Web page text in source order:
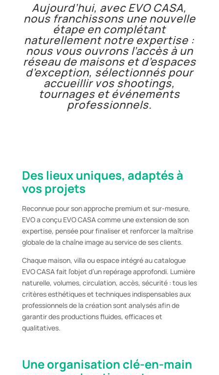
Aujourd’hui, avec EVO CASA,
nous franchissons une nouvelle
étape en complétant
naturellement notre expertise :
nous vous ouvrons l’accès à un
réseau de maisons et d’espaces
d’exception, sélectionnés pour
accueillir vos shootings,
tournages et événements
professionnels.
Des lieux uniques, adaptés à
vos projets
Reconnue pour son approche premium et sur-mesure,
EVO a conçu EVO CASA comme une extension de son
expertise, pensée pour finaliser et renforcer la maîtrise
globale de la chaîne image au service de ses clients.
Chaque maison, villa ou espace intégré au catalogue
EVO CASA fait l’objet d’un repérage approfondi. Lumière
naturelle, volumes, circulation, accès, sécurité : tous les
critères esthétiques et techniques indispensables aux
professionnels de la création sont analysés afin de
garantir des productions fluides, efficaces et
qualitatives.
Une organisation clé-en-main